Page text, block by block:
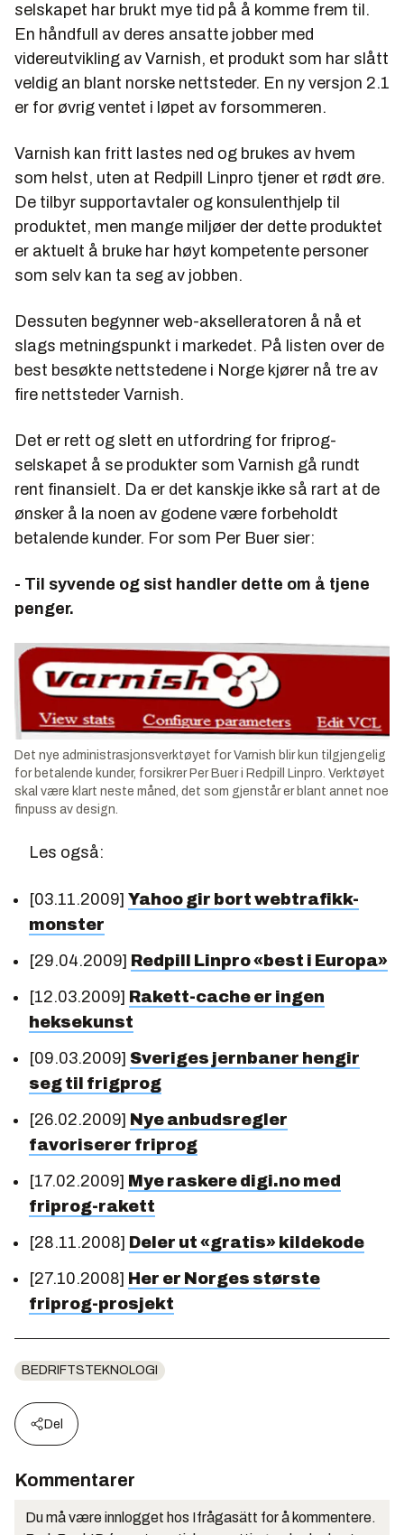
selskapet har brukt mye tid på å komme frem til.
En håndfull av deres ansatte jobber med
videreutvikling av Varnish, et produkt som har slått
veldig an blant norske nettsteder. En ny versjon 2.1
er for øvrig ventet i løpet av forsommeren.
Varnish kan fritt lastes ned og brukes av hvem
som helst, uten at Redpill Linpro tjener et rødt øre.
De tilbyr supportavtaler og konsulenthjelp til
produktet, men mange miljøer der dette produktet
er aktuelt å bruke har høyt kompetente personer
som selv kan ta seg av jobben.
Dessuten begynner web-akselleratoren å nå et
slags metningspunkt i markedet. På listen over de
best besøkte nettstedene i Norge kjører nå tre av
fire nettsteder Varnish.
Det er rett og slett en utfordring for friprog-
selskapet å se produkter som Varnish gå rundt
rent finansielt. Da er det kanskje ikke så rart at de
ønsker å la noen av godene være forbeholdt
betalende kunder. For som Per Buer sier:
- Til syvende og sist handler dette om å tjene
penger.
Det nye administrasjonsverktøyet for Varnish blir kun tilgjengelig
for betalende kunder, forsikrer Per Buer i Redpill Linpro. Verktøyet
skal være klart neste måned, det som gjenstår er blant annet noe
finpuss av design.
Les også:
[03.11.2009] Yahoo gir bort webtrafikk-
monster
[29.04.2009] Redpill Linpro «best i Europa»
[12.03.2009] Rakett-cache er ingen
heksekunst
[09.03.2009] Sveriges jernbaner hengir
seg til frigprog
[26.02.2009] Nye anbudsregler
favoriserer friprog
[17.02.2009] Mye raskere digi.no med
friprog-rakett
[28.11.2008] Deler ut «gratis» kildekode
[27.10.2008] Her er Norges største
friprog-prosjekt
BEDRIFTSTEKNOLOGI
Del
Kommentarer
Du må være innlogget hos Ifrågasätt for å kommentere.